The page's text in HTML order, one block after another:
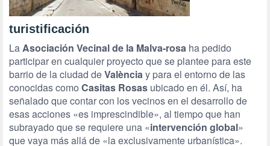
turistificación
LaAsociación Vecinal de la Malva-rosa ha pedido
participar en cualquier proyecto que se plantee para este
barrio de la ciudad deValènciay para el entorno de las
conocidas como Casitas Rosas ubicado en él. Así, ha
señalado que contar con los vecinos en el desarrollo de
esas acciones «es imprescindible», al tiempo que han
subrayado que se requiere una «intervención global»
que vaya más allá de «la exclusivamente urbanística».